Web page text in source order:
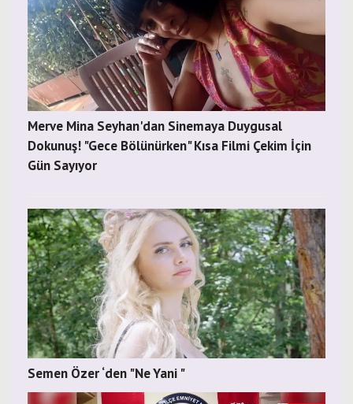
Merve Mina Seyhan'dan Sinemaya Duygusal
Dokunuş! "Gece Bölünürken" Kısa Filmi Çekim İçin
Gün Sayıyor
Semen Özer ‘den "Ne Yani "